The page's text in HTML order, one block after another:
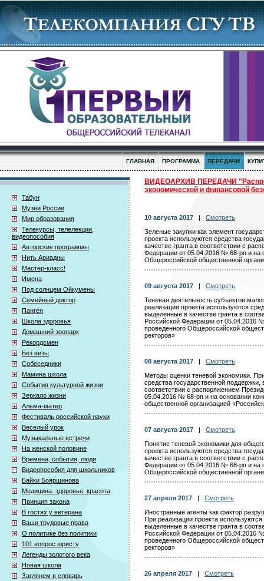
ГЛАВНАЯ ПРОГРАММА ПЕРЕДАЧИ
Табун
Музеи России
Мир образования
Телекурсы, телелекции,
видеопособия
Авторские программы
Нить Ариадны
Мастер-класс!
Имена
Под солнцем Ойкумены
Семейный доктор
Пангея
Школа здоровья
Домашний зоопарк
Рекордсмен
Без визы
Собеседники
Мамина школа
События культурной жизни
Зеркало жизни
Альма-матер
Фестиваль российской науки
Веселый урок
Музыкальные встречи
На женской половине
Времена, события, люди
Видеопособия для школьников
Байки Бояршинова
Медицина. здоровье. красота
Принцип закона
В гостях у ветерана
Ваши трудовые права
О политике без политики
101 вопрос юристу
Легенды золотого века
Новая школа
Заглянем в словарь
ВИДЕОАРХИВ ПЕРЕДАЧИ
экономической и финансовой
10 августа 2017
Смотреть
Зеленые закупки как элемент
проекта используются средства
качестве гранта в соответствии c
Федерации от 05.04.2016 № 68-рп и на
Общероссийской общественной
09 августа 2017
Смотреть
Теневая деятельность субъектов
реализации проекта используются
выделенные в качестве гранта в
Российской Федерации от 05.04.2016
проведенного Общероссийской
ректоров»
08 августа 2017
Смотреть
Методы оценки теневой экономики.
средства государственной
соответствии c распоряжением
05.04.2016 № 68-рп и на основании
общественной организацией
07 августа 2017
Смотреть
Понятие теневой экономики для
проекта используются средства
качестве гранта в соответствии c
Федерации от 05.04.2016 № 68-рп и на
Общероссийской общественной
27 апреля 2017
Смотреть
Иностранные агенты как фактор
При реализации проекта
выделенные в качестве гранта в
Российской Федерации от 05.04.2016
проведенного Общероссийской
ректоров»
26 апреля 2017
Смотреть